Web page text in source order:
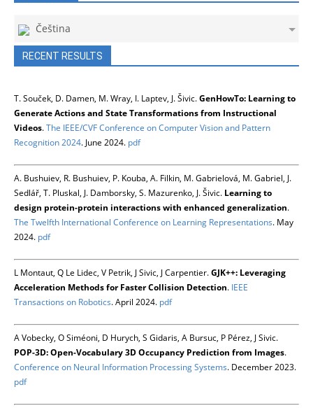
Čeština
RECENT RESULTS
T. Souček, D. Damen, M. Wray, I. Laptev, J. Šivic.GenHowTo: Learning to
Generate Actions and State Transformations from Instructional
Videos.The IEEE/CVF Conference on Computer Vision and Pattern
Recognition 2024. June 2024. pdf
A. Bushuiev, R. Bushuiev, P. Kouba, A. Filkin, M. Gabrielová, M. Gabriel, J.
Sedlář, T. Pluskal, J. Damborsky, S. Mazurenko, J. Šivic. Learning to
design protein-protein interactions with enhanced generalization.
The Twelfth International Conference on Learning Representations. May
2024. pdf
L Montaut, Q Le Lidec, V Petrik, J Sivic, J Carpentier.GJK++: Leveraging
Acceleration Methods for Faster Collision Detection. IEEE
Transactions on Robotics. April 2024. pdf
A Vobecky, O Siméoni, D Hurych, S Gidaris, A Bursuc, P Pérez, J Sivic.
POP-3D: Open-Vocabulary 3D Occupancy Prediction from Images.
Conference on Neural Information Processing Systems. December 2023.
pdf